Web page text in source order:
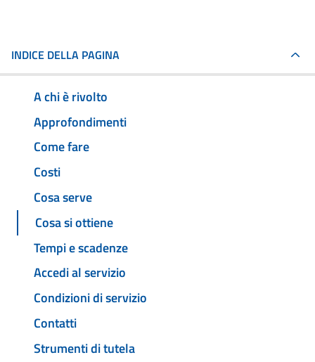
INDICE DELLA PAGINA
A chi è rivolto
Approfondimenti
Come fare
Costi
Cosa serve
Cosa si ottiene
Tempi e scadenze
Accedi al servizio
Condizioni di servizio
Contatti
Strumenti di tutela